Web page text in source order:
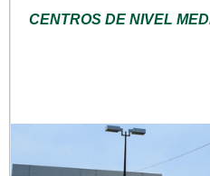
CENTROS DE NIVEL